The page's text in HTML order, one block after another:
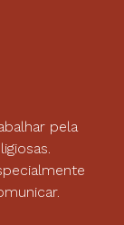
pela